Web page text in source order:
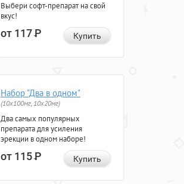
Выбери софт-препарат на свой
вкус!
от 117Р Купить
Набор "Два в одном"
(10x100мг, 10x20мг)
Два самых популярных
препарата для усиления
эрекции в одном наборе!
от 115Р Купить